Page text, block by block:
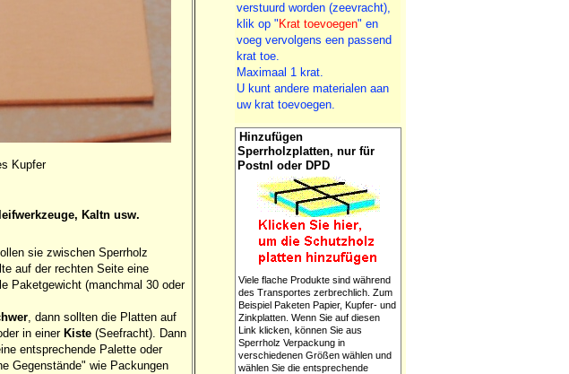
Kupfer
Kaltn usw.
sie zwischen Sperrholz
auf der rechten Seite eine
Paketgewicht (manchmal 30 oder
, dann sollten die Platten auf
in einer Kiste (Seefracht). Dann
entsprechende Palette oder
Gegenstände" wie Packungen
verstuurd worden (zeevracht),
klik op " Krat toevoegen" en
voeg vervolgens een passend
krat toe.
Maximaal 1 krat.
U kunt andere materialen aan
uw krat toevoegen.
Hinzufügen
Sperrholzplatten, nur für
Postnl oder DPD
Viele flache Produkte sind während
des Transportes zerbrechlich. Zum
Beispiel Paketen Papier, Kupfer- und
Zinkplatten. Wenn Sie auf diesen
Link klicken, können Sie aus
Sperrholz Verpackung in
verschiedenen Größen wählen und
wählen Sie die entsprechende